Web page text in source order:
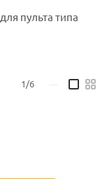
пульта типа
1/6